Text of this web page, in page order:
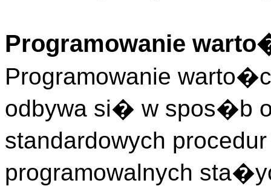
Programowanie
Programowanie
odbywa si� w spos�b
standardowych
programowalnych